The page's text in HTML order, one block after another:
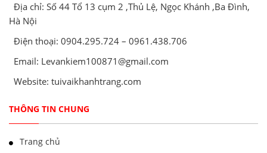
Địa chỉ: Số 44 Tổ 13 cụm 2 ,Thủ Lệ, Ngọc Khánh ,Ba Đình,
Hà Nội
Điện thoại: 0904.295.724 – 0961.438.706
Email: Levankiem100871@gmail.com
Website: tuivaikhanhtrang.com
THÔNG TIN CHUNG
Trang chủ